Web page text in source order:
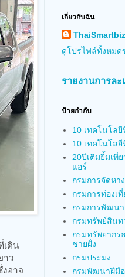
เดิน
าว
อาจ
เกี่ยวกับฉัน
ThaiSmartbiz
ดูโปรไฟล์ทั้งหม
รายงานการละ
ป้ายกำกับ
10 เทคโนโล
10 เทคโนโล
20ปีเติมยิ้มเที่
แอร์
กรมการจัดหา
กรมการท่องเที่
กรมการพัฒน
กรมทรัพย์สิน
กรมทรัพยากร
ชายฝั่ง
กรมประมง
กรมพัฒนาฝีมื